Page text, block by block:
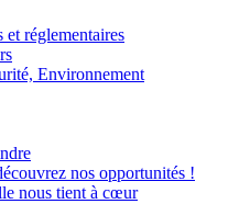
réglementaires
Environnement
nos opportunités !
nous tient à cœur